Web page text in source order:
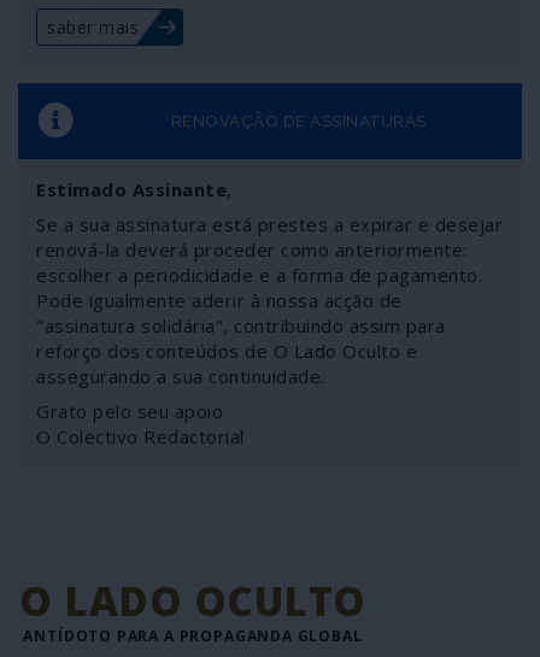
saber mais
RENOVAÇÃO DE ASSINATURAS
Estimado Assinante,
Se a sua assinatura está prestes a expirar e desejar
renová-la deverá proceder como anteriormente:
escolher a periodicidade e a forma de pagamento.
Pode igualmente aderir à nossa acção de
"assinatura solidária", contribuindo assim para
reforço dos conteúdos de O Lado Oculto e
assegurando a sua continuidade.
Grato pelo seu apoio
O Colectivo Redactorial
O LADO OCULTO
ANTÍDOTO PARA A PROPAGANDA GLOBAL